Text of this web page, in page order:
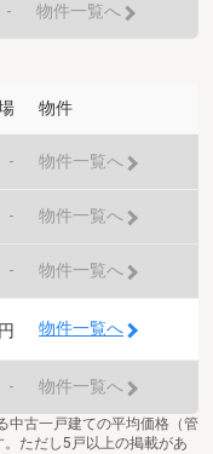
- 物件一覧へ
物件
- 物件一覧へ
- 物件一覧へ
- 物件一覧へ
物件一覧へ
- 物件一覧へ
中古一戸建ての平均価格（管
ただし5戸以上の掲載があ